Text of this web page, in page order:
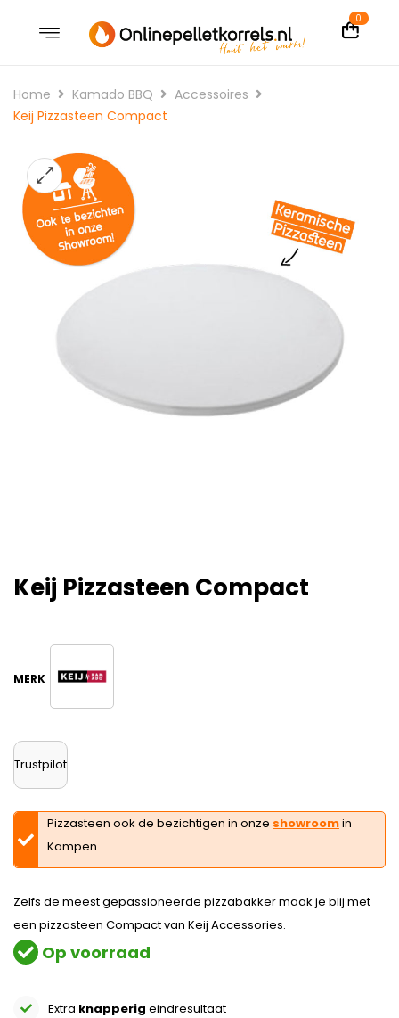
0
Home Kamado BBQ
Accessoires
Keij Pizzasteen Compact
Keij Pizzasteen Compact
Trustpilot
Pizzasteen ook de bezichtigen in onze showroomin
Kampen.
Zelfs de meest gepassioneerde pizzabakker maak je blij met
een pizzasteen Compact van Keij Accessories.
Op voorraad
Extra knapperig eindresultaat